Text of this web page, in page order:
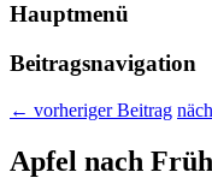
Hauptmenü
Beitragsnavigation
← vorheriger Beitrag
Apfel nach